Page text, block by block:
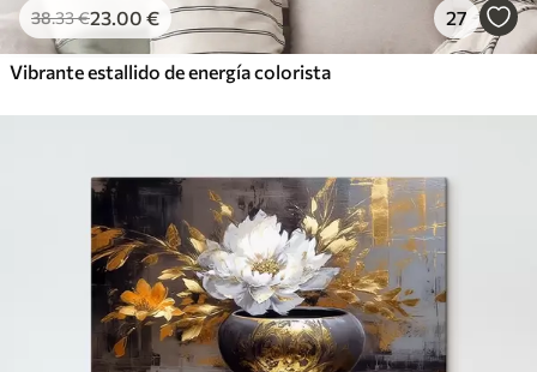
38.33€23.00 € 27
Vibrante estallido de energía colorista